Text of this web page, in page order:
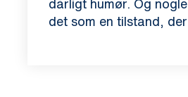
dårligt humør. Og
det som en tilstand, der